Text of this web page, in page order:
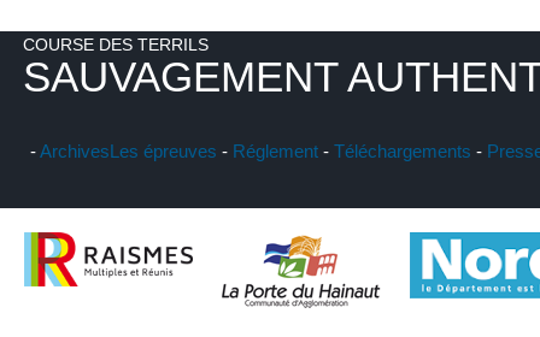
COURSE DES TERRILS
SAUVAGEMENT
-ArchivesLes épreuves - Réglement - Téléchargements -